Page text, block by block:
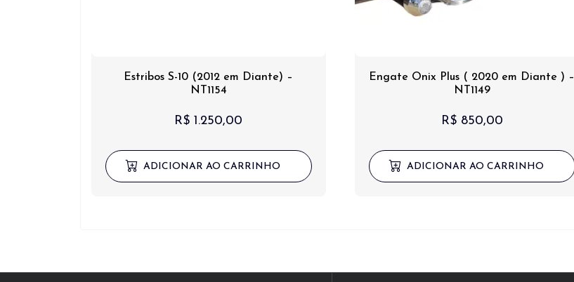
Estribos S-10 (2012 em Diante) –
NT1154
R$ 1.250,00
ADICIONAR AO CARRINHO
Engate Onix Plus ( 2020 em Diante ) –
NT1149
R$850,00
ADICIONAR AO CARRINHO